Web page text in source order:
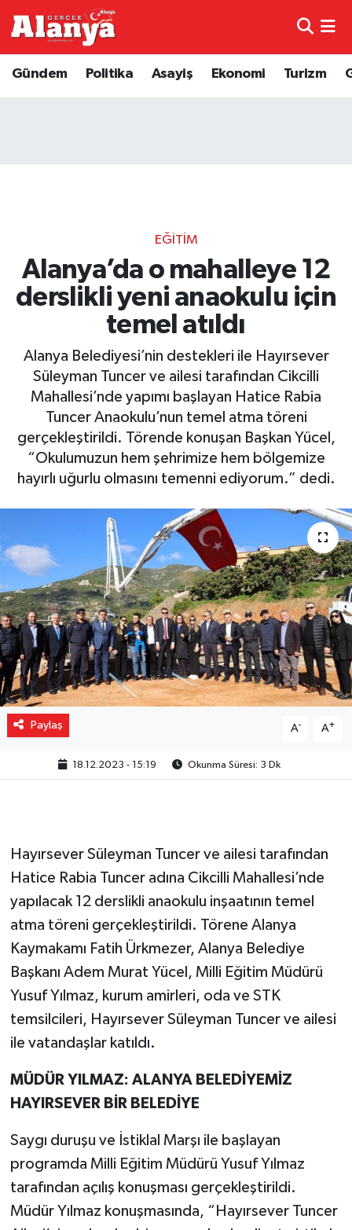
Gündem Politika Asayiş Ekonomi Turizm
EĞITIM
Alanya’da o mahalleye 12
derslikli yeni anaokulu için
temel atıldı
Alanya Belediyesi’nin destekleri ile Hayırsever
Süleyman Tuncer ve ailesi tarafından Cikcilli
Mahallesi’nde yapımı başlayan Hatice Rabia
Tuncer Anaokulu’nun temel atma töreni
gerçekleştirildi. Törende konuşan Başkan Yücel,
“Okulumuzun hem şehrimize hem bölgemize
hayırlı uğurlu olmasını temenni ediyorum.” dedi.
Paylaş A- A+
18.12.2023 - 15:19 Okunma Süresi: 3 Dk
Hayırsever Süleyman Tuncer ve ailesi tarafından
Hatice Rabia Tuncer adına Cikcilli Mahallesi’nde
yapılacak 12 derslikli anaokulu inşaatının temel
atma töreni gerçekleştirildi. Törene Alanya
Kaymakamı Fatih Ürkmezer, Alanya Belediye
Başkanı Adem Murat Yücel, Milli Eğitim Müdürü
Yusuf Yılmaz, kurum amirleri, oda ve STK
temsilcileri, Hayırsever Süleyman Tuncer ve ailesi
ile vatandaşlar katıldı.
MÜDÜR YILMAZ: ALANYA BELEDİYEMİZ
HAYIRSEVER BİR BELEDİYE
Saygı duruşu ve İstiklal Marşı ile başlayan
programda Milli Eğitim Müdürü Yusuf Yılmaz
tarafından açılış konuşması gerçekleştirildi.
Müdür Yılmaz konuşmasında, “Hayırsever Tuncer
Genel
Diğer
Dünya
Gizlilik İlkeleri - Privacy Policy
Güncel
Gündem
Turizm
Trafik Durumu
Haber Arşivi